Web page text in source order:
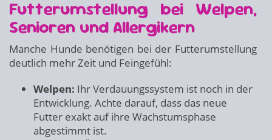
Futterumstellung bei Welpen,
Senioren und Allergikern
Manche Hunde benötigen bei der Futterumstellung
deutlich mehr Zeit und Feingefühl:
Welpen: Ihr Verdauungssystem ist noch in der
Entwicklung. Achte darauf, dass das neue
Futter exakt auf ihre Wachstumsphase
abgestimmt ist.